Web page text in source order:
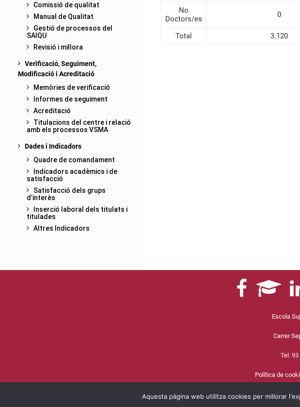
Comissió de qualitat
Manual de Qualitat
Gestió de processos del
SAIQU
Revisió i millora
Verificació, Seguiment,
Modificació i Acreditació
Memòries de verificació
Informes de seguiment
Acreditació
Titulacions del centre i relació
amb els processos VSMA
Dades i Indicadors
Quadre de comandament
Indicadors acadèmics i de
satisfacció
Satisfacció dels grups
d’interès
Inserció laboral dels titulats i
titulades
Altres Indicadors
No
Doctors/es
0
Total 3.120
Escola
Carrer
Tel. 93
Política de
Aquesta pàgina web utilitza cookies per millorar